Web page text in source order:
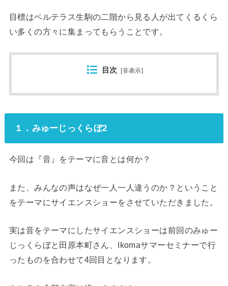
目標はベルテラス生駒の二階から見る人が出てくるくら
い多くの方々に集まってもらうことです。
目次 [非表示]
１．みゅーじっくらぼ2
今回は『音』をテーマに音とは何か？
また、みんなの声はなぜ一人一人違うのか？ということ
をテーマにサイエンスショーをさせていただきました。
実は音をテーマにしたサイエンスショーは前回のみゅー
じっくらぼと田原本町さん、Ikomaサマーセミナーで行
ったものを合わせて4回目となります。